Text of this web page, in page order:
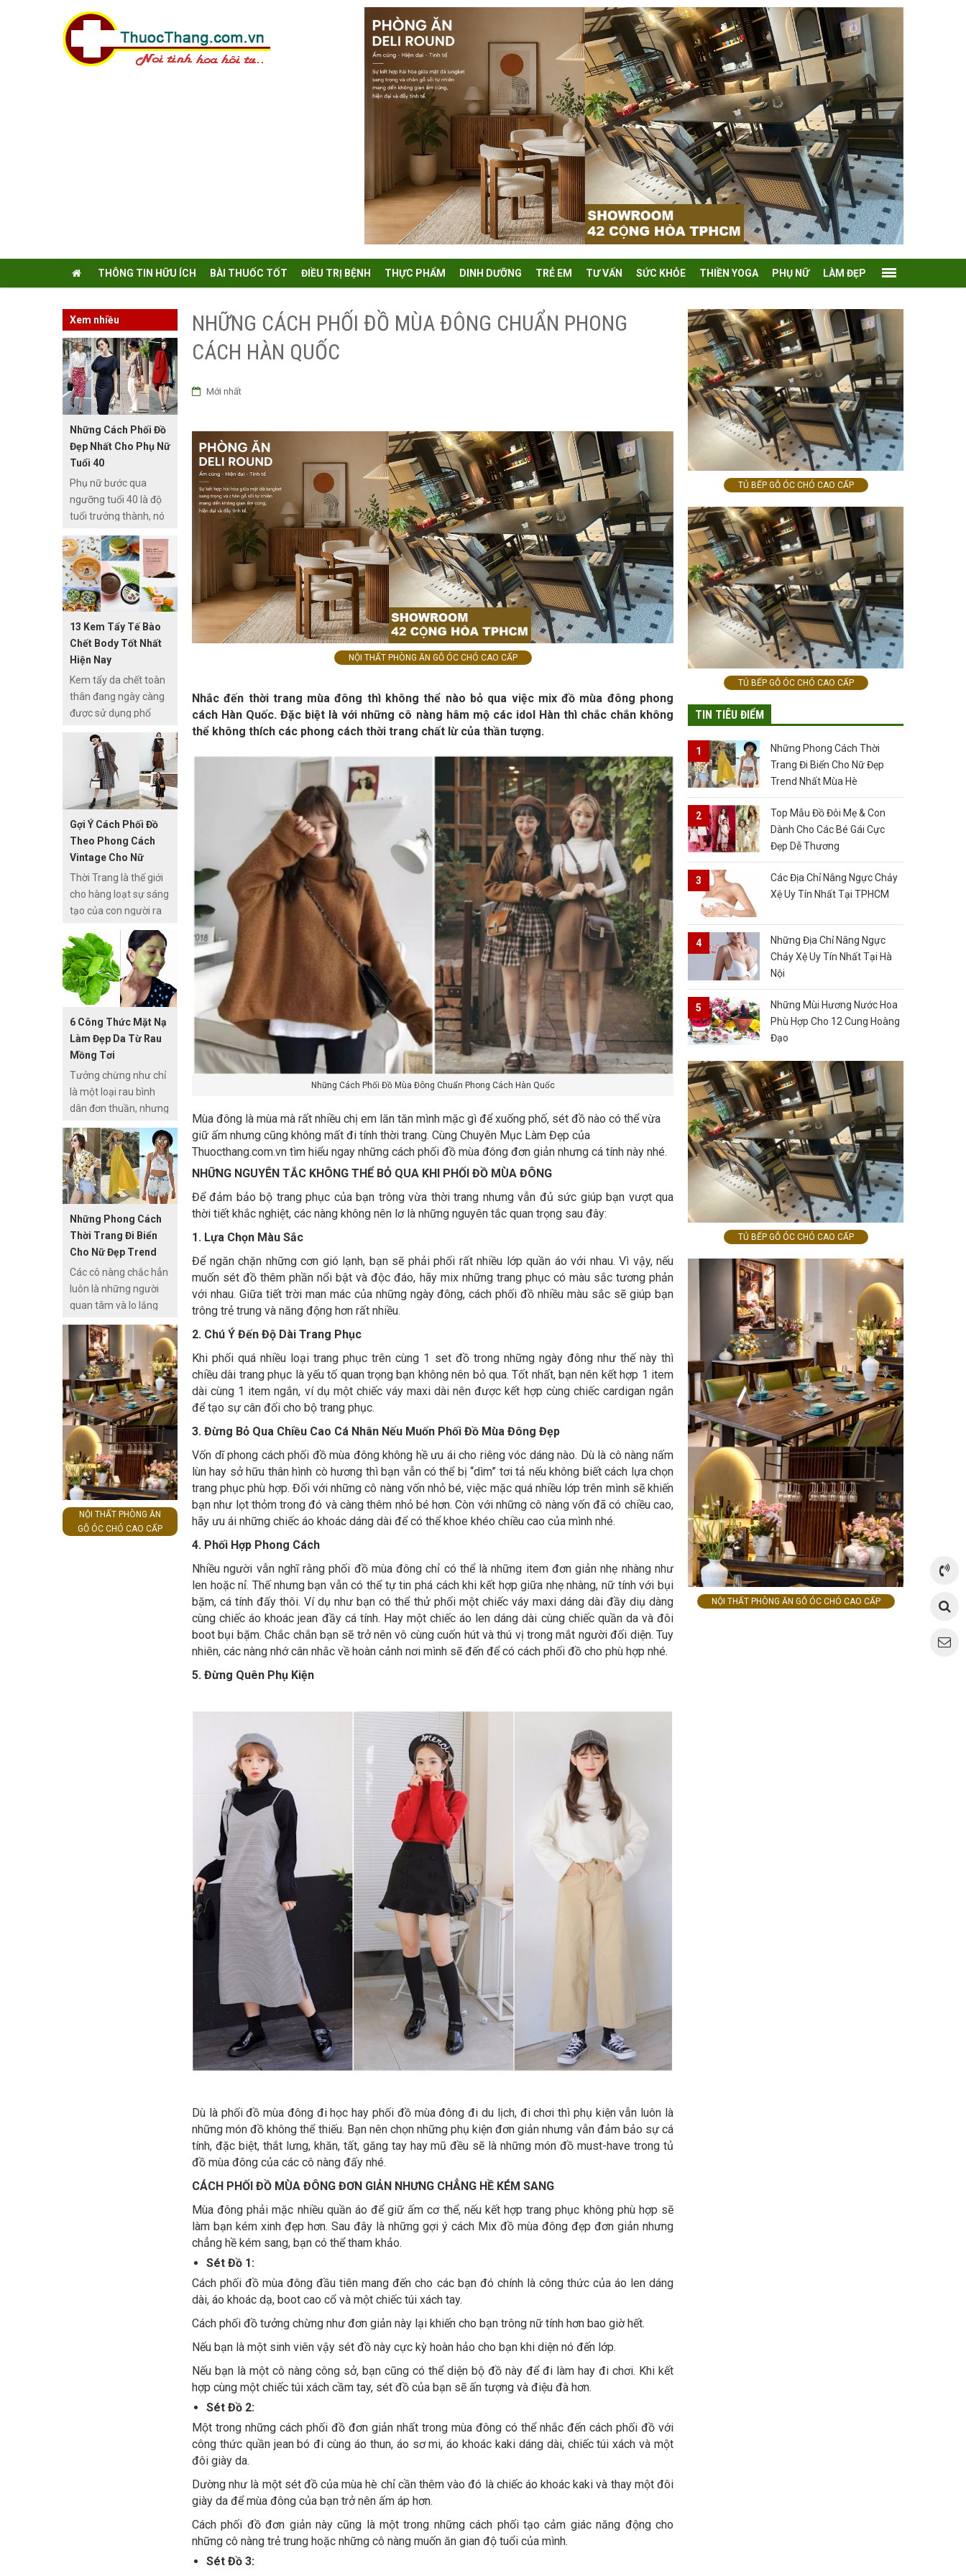
THÔNG TIN HỮU ÍCH BÀI THUỐC TỐT ĐIỀU TRỊ BỆNH THỰC PHẨM DINH DƯỠNG TRẺ EM TƯ VẤN SỨC KHỎE THIỀN YOGA PHỤ NỮ LÀM ĐẸP
NHỮNG CÁCH PHỐI ĐỒ MÙA ĐÔNG CHUẨN PHONG
CÁCH HÀN QUỐC
Mới nhất
NỘI THẤT PHÒNG ĂN GỖ ÓC CHÓ CAO CẤP
Nhắc đến thời trang mùa đông thì không thể nào bỏ qua việc mix đồ mùa đông phong
cách Hàn Quốc. Đặc biệt là với những cô nàng hâm mộ các idol Hàn thì chắc chắn không
thể không thích các phong cách thời trang chất lừ của thần tượng.
Những Cách Phối Đồ Mùa Đông Chuẩn Phong Cách Hàn Quốc
Mùa đông là mùa mà rất nhiều chị em lăn tăn mình mặc gì để xuống phố, sét đồ nào có thể vừa
giữ ấm nhưng cũng không mất đi tính thời trang. Cùng Chuyên Mục Làm Đẹp của
Thuocthang.com.vn tìm hiểu ngay những cách phối đồ mùa đông đơn giản nhưng cá tính này nhé.
NHỮNG NGUYÊN TẮC KHÔNG THỂ BỎ QUA KHI PHỐI ĐỒ MÙA ĐÔNG
Để đảm bảo bộ trang phục của bạn trông vừa thời trang nhưng vẫn đủ sức giúp bạn vượt qua
thời tiết khắc nghiệt, các nàng không nên lơ là những nguyên tắc quan trọng sau đây:
1. Lựa Chọn Màu Sắc
Để ngăn chặn những cơn gió lạnh, bạn sẽ phải phối rất nhiều lớp quần áo với nhau. Vì vậy, nếu
muốn sét đồ thêm phần nổi bật và độc đáo, hãy mix những trang phục có màu sắc tương phản
với nhau. Giữa tiết trời man mác của những ngày đông, cách phối đồ nhiều màu sắc sẽ giúp bạn
trông trẻ trung và năng động hơn rất nhiều.
2. Chú Ý Đến Độ Dài Trang Phục
Khi phối quá nhiều loại trang phục trên cùng 1 set đồ trong những ngày đông như thế này thì
chiều dài trang phục là yếu tố quan trọng bạn không nên bỏ qua. Tốt nhất, bạn nên kết hợp 1 item
dài cùng 1 item ngắn, ví dụ một chiếc váy maxi dài nên được kết hợp cùng chiếc cardigan ngắn
để tạo sự cân đối cho bộ trang phục.
3. Đừng Bỏ Qua Chiều Cao Cá Nhân Nếu Muốn Phối Đồ Mùa Đông Đẹp
Vốn dĩ phong cách phối đồ mùa đông không hề ưu ái cho riêng vóc dáng nào. Dù là cô nàng nấm
lùn hay sở hữu thân hình cò hương thì bạn vẫn có thể bị “dìm” tơi tả nếu không biết cách lựa chọn
trang phục phù hợp. Đối với những cô nàng vốn nhỏ bé, việc mặc quá nhiều lớp trên mình sẽ khiến
bạn như lọt thỏm trong đó và càng thêm nhỏ bé hơn. Còn với những cô nàng vốn đã có chiều cao,
hãy ưu ái những chiếc áo khoác dáng dài để có thể khoe khéo chiều cao của mình nhé.
4. Phối Hợp Phong Cách
Nhiều người vẫn nghĩ rằng phối đồ mùa đông chỉ có thể là những item đơn giản nhẹ nhàng như
len hoặc nỉ. Thế nhưng bạn vẫn có thể tự tin phá cách khi kết hợp giữa nhẹ nhàng, nữ tính với bụi
bặm, cá tính đấy thôi. Ví dụ như bạn có thể thử phối một chiếc váy maxi dáng dài đầy diụ dàng
cùng chiếc áo khoác jean đầy cá tính. Hay một chiếc áo len dáng dài cùng chiếc quần da và đôi
boot bụi bặm. Chắc chắn bạn sẽ trở nên vô cùng cuốn hút và thú vị trong mắt người đối diện. Tuy
nhiên, các nàng nhớ cân nhắc về hoàn cảnh nơi mình sẽ đến để có cách phối đồ cho phù hợp nhé.
5. Đừng Quên Phụ Kiện
Dù là phối đồ mùa đông đi học hay phối đồ mùa đông đi du lịch, đi chơi thì phụ kiện vẫn luôn là
những món đồ không thể thiếu. Bạn nên chọn những phụ kiện đơn giản nhưng vẫn đảm bảo sự cá
tính, đặc biệt, thắt lưng, khăn, tất, găng tay hay mũ đều sẽ là những món đồ must-have trong tủ
đồ mùa đông của các cô nàng đấy nhé.
CÁCH PHỐI ĐỒ MÙA ĐÔNG ĐƠN GIẢN NHƯNG CHẲNG HỀ KÉM SANG
Mùa đông phải mặc nhiều quần áo để giữ ấm cơ thể, nếu kết hợp trang phục không phù hợp sẽ
làm bạn kém xinh đẹp hơn. Sau đây là những gợi ý cách Mix đồ mùa đông đẹp đơn giản nhưng
chẳng hề kém sang, bạn có thể tham khảo.
Sét Đồ 1:
Cách phối đồ mùa đông đầu tiên mang đến cho các bạn đó chính là công thức của áo len dáng
dài, áo khoác dạ, boot cao cổ và một chiếc túi xách tay.
Cách phối đồ tưởng chừng như đơn giản này lại khiến cho bạn trông nữ tính hơn bao giờ hết.
Nếu bạn là một sinh viên vậy sét đồ này cực kỳ hoàn hảo cho bạn khi diện nó đến lớp.
Nếu bạn là một cô nàng công sở, bạn cũng có thể diện bộ đồ này để đi làm hay đi chơi. Khi kết
hợp cùng một chiếc túi xách cầm tay, sét đồ của bạn sẽ ấn tượng và điệu đà hơn.
Sét Đồ 2:
Một trong những cách phối đồ đơn giản nhất trong mùa đông có thể nhắc đến cách phối đồ với
công thức quần jean bó đi cùng áo thun, áo sơ mi, áo khoác kaki dáng dài, chiếc túi xách và một
đôi giày da.
Dường như là một sét đồ của mùa hè chỉ cần thêm vào đó là chiếc áo khoác kaki và thay một đôi
giày da để mùa đông của bạn trở nên ấm áp hơn.
Cách phối đồ đơn giản này cũng là một trong những cách phối tạo cảm giác năng động cho
những cô nàng trẻ trung hoặc những cô nàng muốn ăn gian độ tuổi của mình.
Sét Đồ 3:
Xem nhiều
Những Cách Phối Đồ
Đẹp Nhất Cho Phụ Nữ
Tuổi 40
Phụ nữ bước qua
ngưỡng tuổi 40 là độ
tuổi trưởng thành, nó
chúng ta phối trang
phục theo kiểu trẻ,
nhưng nó cũng không
phải là độ tuổi để phối
trang phục theo kiểu
già. Chính sự khập
khiễng đó khiến cho
các chị em rất khó
chọn đồ cho chính
mình.
13 Kem Tẩy Tế Bào
Chết Body Tốt Nhất
Hiện Nay
Kem tẩy da chết toàn
thân đang ngày càng
được sử dụng phổ
biến hơn bởi nó mang
đến những hiệu quả
làm sạch da tuyệt vời.
Tuy nhiên, trên thị
trường có rất nhiều
loại kem tẩy tế bào
chết toàn thân khiến
khách hàng cảm thấy
băn khoăn không biết
nên mua loại nào. Bởi
thế, trong bài viết này
chuyên mục Làm Đẹp
Thuocthang.com.vn
xin chia sẻ tới các bạn
top các loại kem tẩy tế
bào chết toàn thân
nào tốt nhất hiện nay!
Gợi Ý Cách Phối Đồ
Theo Phong Cách
Vintage Cho Nữ
Thời Trang là thế giới
cho hàng loạt sự sáng
tạo của con người ra
bắt gặp đa dạng các
thể loại phong cách từ
cổ điển, độc lạ, cho
đến hiện đại. Thời
trang phát triển theo
thời gian, qua từng
giai đoạn, mỗi năm
qua đi sẽ xuất hiện
phong cách thời trang
mới mẻ và trở thành
xu hướng.
6 Công Thức Mặt Nạ
Làm Đẹp Da Từ Rau
Mồng Tơi
Tưởng chừng như chỉ
là một loại rau bình
dân đơn thuần, nhưng
mồng tơi lại chính là
một “bảo bối” thiên
nhiên dành cho làn da
của phái đẹp. Làm đẹp
da mặt bằng rau
mồng tơi không chỉ rất
lành tính, an toàn mà
còn rất dễ thực hiện
với những bước đơn
giản. Nếu bạn chưa
từng biết đến cách
làm đẹp này thì đừng
bỏ qua bài viết dưới
này của
Thuocthang.com.vn
nhé!
Những Phong Cách
Thời Trang Đi Biển
Cho Nữ Đẹp Trend
Nhất Mùa Hè
Các cô nàng chắc hẳn
luôn là những người
quan tâm và lo lắng
nhất về thời trang đi
biển của mình. Ai cũng
muốn có những bộ
cánh có thể khoe trọn
những đường cong,
đồng thời giấu đi
những khuyết điểm
chưa đẹp của bản
thân . Những gợi ý
dưới đây sẽ là những
phong cách thời trang
đi biển cho nữ phổ
biến và thời trang nhất
cho mùa du lịch năm
NỘI THẤT PHÒNG ĂN
GỖ ÓC CHÓ CAO CẤP
TỦ BẾP GỖ ÓC CHÓ CAO CẤP
TỦ BẾP GỖ ÓC CHÓ CAO CẤP
TIN TIÊU ĐIỂM
Những Phong Cách Thời
Trang Đi Biển Cho Nữ Đẹp
Trend Nhất Mùa Hè
Top Mẫu Đồ Đôi Mẹ & Con
Dành Cho Các Bé Gái Cực
Đẹp Dễ Thương
Các Địa Chỉ Nâng Ngực Chảy
Xệ Uy Tín Nhất Tại TPHCM
Những Địa Chỉ Nâng Ngực
Chảy Xệ Uy Tín Nhất Tại Hà
Nội
Những Mùi Hương Nước Hoa
Phù Hợp Cho 12 Cung Hoàng
Đạo
TỦ BẾP GỖ ÓC CHÓ CAO CẤP
NỘI THẤT PHÒNG ĂN GỖ ÓC CHÓ CAO CẤP